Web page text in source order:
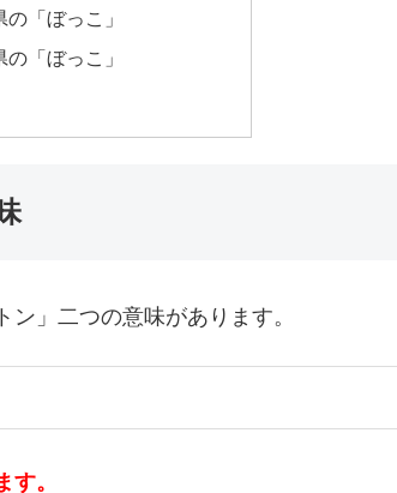
の「ぼっこ」
の「ぼっこ」
」二つの意味があります。
。